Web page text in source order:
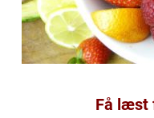
Få læst